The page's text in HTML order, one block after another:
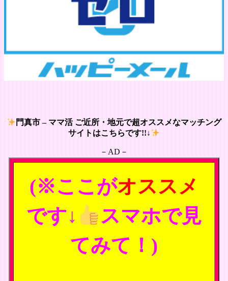
門真市 – ママ活 ご近所・地元で超オススメなマッチング
サイトはこちらです!!↓
－AD－
(※ここがオススメ
です↓
スマホで見
てみて！)